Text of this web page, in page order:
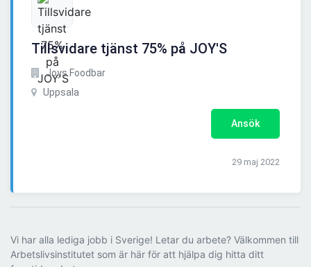
Tillsvidare tjänst 75% på JOY'S
Joys Foodbar
Uppsala
Ansök
29 maj 2022
Vi har alla lediga jobb i Sverige! Letar du arbete? Välkommen till
Arbetslivsinstitutet som är här för att hjälpa dig hitta ditt